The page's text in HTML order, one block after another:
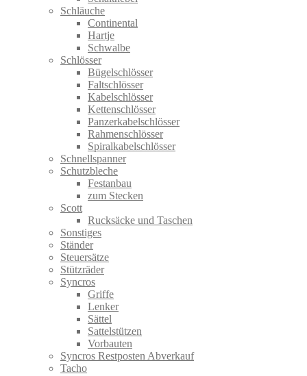
Schläuche
Continental
Hartje
Schwalbe
Schlösser
Bügelschlösser
Faltschlösser
Kabelschlösser
Kettenschlösser
Panzerkabelschlösser
Rahmenschlösser
Spiralkabelschlösser
Schnellspanner
Schutzbleche
Festanbau
zum Stecken
Scott
Rucksäcke und Taschen
Sonstiges
Ständer
Steuersätze
Stützräder
Syncros
Griffe
Lenker
Sättel
Sattelstützen
Vorbauten
Syncros Restposten Abverkauf
Tacho